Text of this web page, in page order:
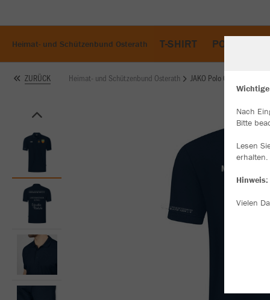
Heimat- und Schützenbund Osterath T-SHIRT POLO
ZURÜCK Heimat- und Schützenbund Osterath JAKO Polo Organic
Nach
Bitte
Lesen
erhalten.
Hinweis:
Vielen